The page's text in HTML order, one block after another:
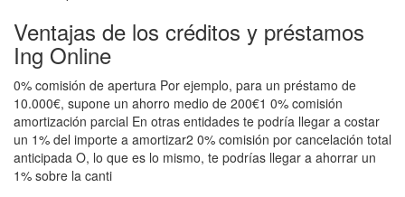
Ventajas de los créditos y préstamos
Ing Online
0% comisión de apertura Por ejemplo, para un préstamo de
10.000€, supone un ahorro medio de 200€1 0% comisión
amortización parcial En otras entidades te podría llegar a costar
un 1% del importe a amortizar2 0% comisión por cancelación total
anticipada O, lo que es lo mismo, te podrías llegar a ahorrar un
1% sobre la canti